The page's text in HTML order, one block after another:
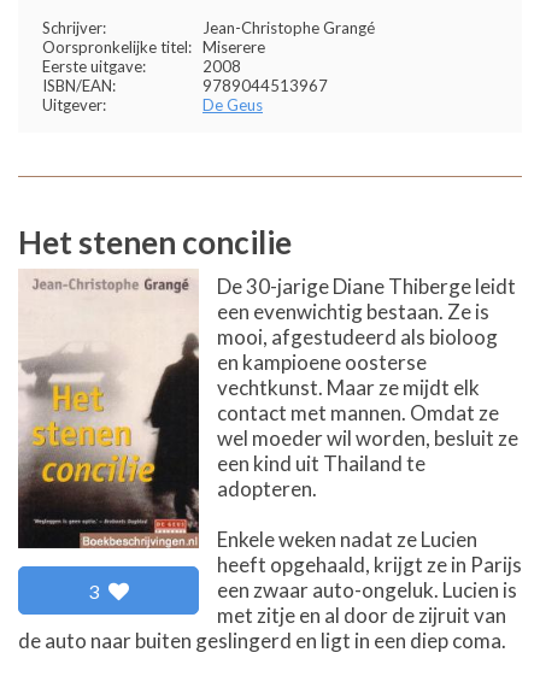
Schrijver:
Jean-Christophe Grangé
Oorspronkelijke titel: Miserere
Eerste uitgave:
2008
ISBN/EAN:
9789044513967
Uitgever:
De Geus
Het stenen concilie
3
De 30-jarige Diane Thiberge leidt
een evenwichtig bestaan. Ze is
mooi, afgestudeerd als bioloog
en kampioene oosterse
vechtkunst. Maar ze mijdt elk
contact met mannen. Omdat ze
wel moeder wil worden, besluit ze
een kind uit Thailand te
adopteren.
Enkele weken nadat ze Lucien
heeft opgehaald, krijgt ze in Parijs
een zwaar auto-ongeluk. Lucien is
met zitje en al door de zijruit van
de auto naar buiten geslingerd en ligt in een diep coma.